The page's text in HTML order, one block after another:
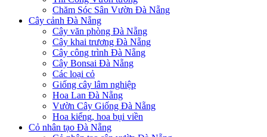
Chăm Sóc Sân Vườn Đà Nẵng
Cây cảnh Đà Nẵng
Cây văn phòng Đà Nẵng
Cây khai trương Đà Nẵng
Cây công trình Đà Nẵng
Cây Bonsai Đà Nẵng
Các loại cỏ
Giống cây lâm nghiệp
Hoa Lan Đà Nẵng
Vườn Cây Giống Đà Nẵng
Hoa kiểng, hoa bụi viền
Cỏ nhân tạo Đà Nẵng